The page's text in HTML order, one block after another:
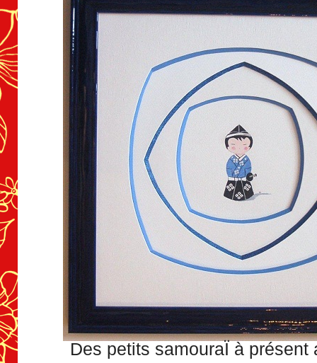
Des petits samouraÏ à présent